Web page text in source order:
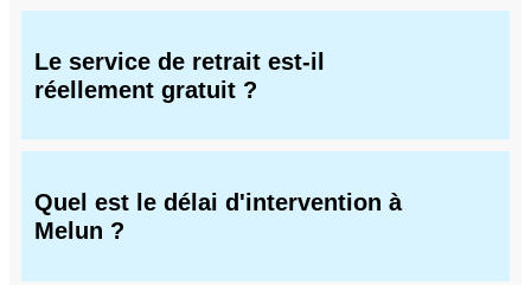
Le service de retrait est-il
réellement gratuit ?
Quel est le délai d'intervention à
Melun ?